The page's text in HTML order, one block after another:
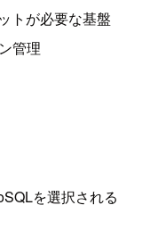
トが必要な基盤
管理
を選択される